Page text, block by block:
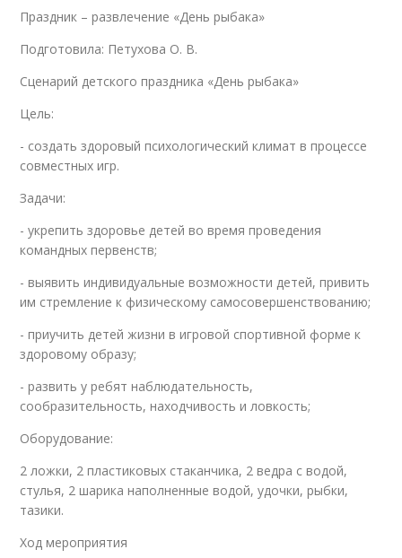
Праздник – развлечение «День рыбака»
Подготовила: Петухова О. В.
Сценарий детского праздника «День рыбака»
Цель:
- создать здоровый психологический климат в процессе
совместных игр.
Задачи:
- укрепить здоровье детей во время проведения
командных первенств;
- выявить индивидуальные возможности детей, привить
им стремление к физическому самосовершенствованию;
- приучить детей жизни в игровой спортивной форме к
здоровому образу;
- развить у ребят наблюдательность,
сообразительность, находчивость и ловкость;
Оборудование:
2 ложки, 2 пластиковых стаканчика, 2 ведра с водой,
стулья, 2 шарика наполненные водой, удочки, рыбки,
тазики.
Ход мероприятия